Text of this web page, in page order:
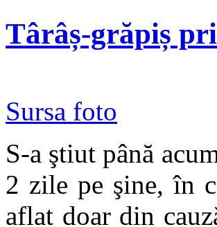
Târâș-grăpiș
Sursa foto
S-a ştiut până
2 zile pe şine, în
aflat doar din